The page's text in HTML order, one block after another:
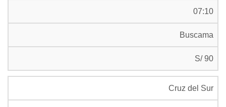
07:10
Buscama
S/ 90
Cruz del Sur